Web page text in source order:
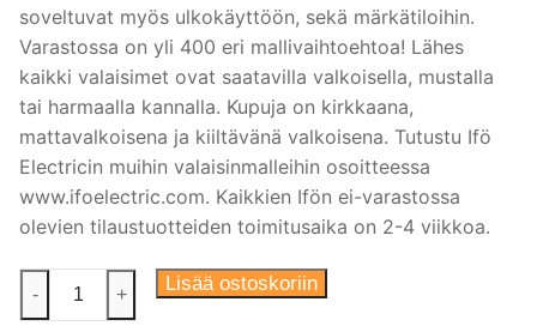
soveltuvat myös ulkokäyttöön, sekä märkätiloihin.
Varastossa on yli 400 eri mallivaihtoehtoa! Lähes
kaikki valaisimet ovat saatavilla valkoisella, mustalla
tai harmaalla kannalla. Kupuja on kirkkaana,
mattavalkoisena ja kiiltävänä valkoisena. Tutustu Ifö
Electricin muihin valaisinmalleihin osoitteessa
www.ifoelectric.com. Kaikkien Ifön ei-varastossa
olevien tilaustuotteiden toimitusaika on 2-4 viikkoa.
Posliininen
riippuvalaisin,
- + Lisää ostoskoriin